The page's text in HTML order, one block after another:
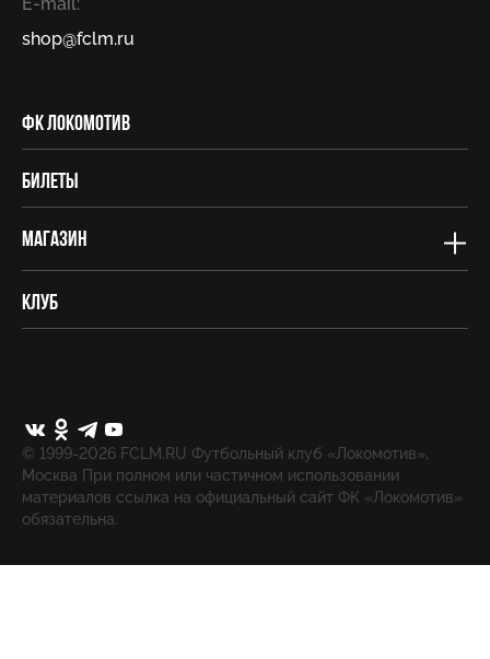
shop@fсlm.ru
ФК Локомотив
Билеты
Магазин
Клуб
© 1999-2026 FCLM.RU Футбольный клуб «Локомотив»,
Москва При полном или частичном использовании
материалов ссылка на официальный сайт ФК «Локомотив»
обязательна.